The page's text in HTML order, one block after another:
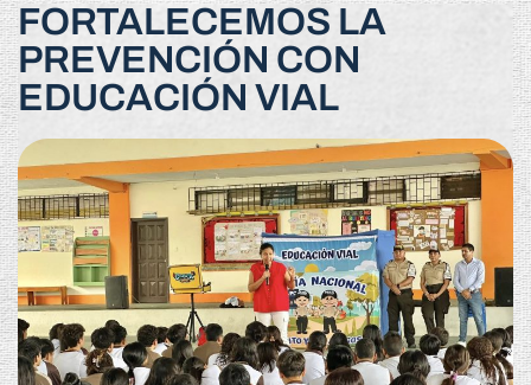
FORTALECEMOS LA
PREVENCIÓN CON
EDUCACIÓN VIAL